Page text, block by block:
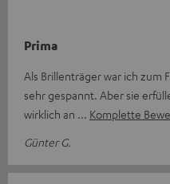
Prima
Als Brillenträger war ich zum
sehr gespannt. Aber sie
wirklich an
Komplette
Günter G.